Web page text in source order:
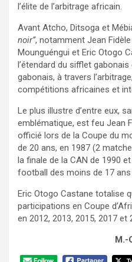
l’élite de l’arbitrage africain.
Avant Atcho, Ditsoga et
noir’’, notamment Jean
Mounguéngui et Eric Otogo
l’étendard du sifflet
gabonais, à travers
compétitions africaines et
Le plus illustre d’entre eux,
emblématique, est feu Jean
officié lors de la Coupe du
de 20 ans, en 1987 (2
la finale de la CAN de 1990
football des moins de 17
Eric Otogo Castane totalise
participations en Coupe
en 2012, 2013, 2015, 2017 et
M.-